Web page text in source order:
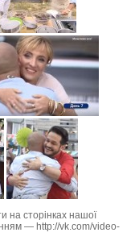
на сторінках нашої
— http://vk.com/video-